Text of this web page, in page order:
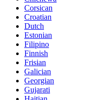
Corsican
Croatian
Dutch
Estonian
Filipino
Finnish
Frisian
Galician
Georgian
Gujarati